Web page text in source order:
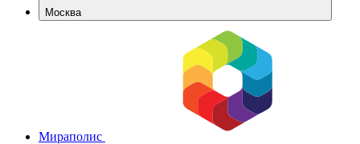
Москва
Мираполис